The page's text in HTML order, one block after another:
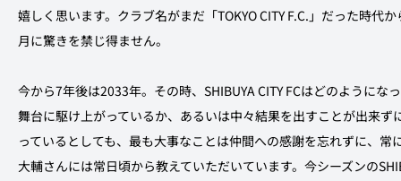
嬉しく思います。クラブ名がまだ「TOKYO CITY F.C.」だった時代
月に驚きを禁じ得ません。
今から7年後は2033年。その時、SHIBUYA CITY FCはどのように
舞台に駆け上がっているか、あるいは中々結果を出すことが出来
っているとしても、最も大事なことは仲間への感謝を忘れずに、
大輔さんには常日頃から教えていただいています。今シーズンの